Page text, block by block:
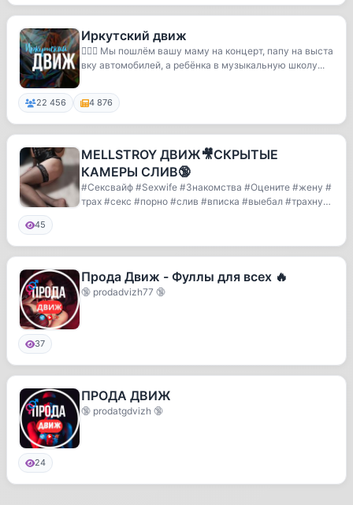
Иркутский движ
💁🏻‍♀️ Мы пошлём вашу маму на концерт, папу на выста
вку автомобилей, а ребёнка в музыкальную школу...
22 456 4 876
MELLSTROY ДВИЖ🎥СКРЫТЫЕ
КАМЕРЫ СЛИВ🔞
#Сексвайф #Sexwife #Знакомства #Оцените #жену #
трах #секс #порно #слив #вписка #выебал #трахнул
45
Прода Движ - Фуллы для всех 🔥
🔞 prodadvizh77 🔞
37
ПРОДА ДВИЖ
🔞 prodatgdvizh 🔞
24